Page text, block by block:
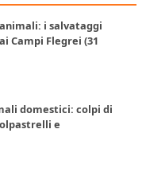
i salvataggi
Campi Flegrei (31
domestici: colpi di
e